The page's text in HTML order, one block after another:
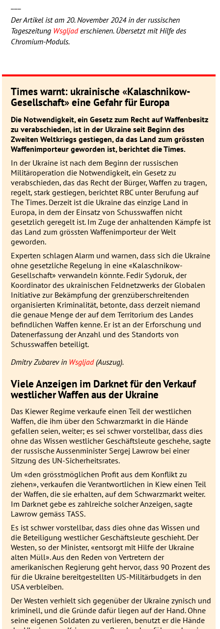
Der Artikel ist am 20. November 2024 in der russischen
Tageszeitung Wsgljaderschienen. Übersetzt mit Hilfe des
Chromium-Moduls.
Times warnt: ukrainische «Kalaschnikow-
Gesell­schaft» eine Gefahr für Europa
Die Notwendigkeit, ein Gesetz zum Recht auf Waffenbesitz
zu verabschieden, ist in der Ukraine seit Beginn des
Zweiten Weltkriegs gestiegen, da das Land zum grössten
Waffenimporteur geworden ist, berichtet die Times.
In der Ukraine ist nach dem Beginn der russischen
Militäroperation die Notwendigkeit, ein Gesetz zu
verabschieden, das das Recht der Bürger, Waffen zu tragen,
regelt, stark gestiegen, berichtet RBCunter Berufung auf
The Times. Derzeit ist die Ukraine das einzige Land in
Europa, in dem der Einsatz von Schusswaffen nicht
gesetzlich geregelt ist. Im Zuge der anhaltenden Kämpfe ist
das Land zum grössten Waffenimporteur der Welt
geworden.
Experten schlagen Alarm und warnen, dass sich die Ukraine
ohne gesetzliche Regelung in eine «Kalaschnikow-
Gesellschaft» verwandeln könnte. Fedir Sydoruk, der
Koordinator des ukrainischen Feldnetzwerks der Globalen
Initiative zur Bekämpfung der grenzüberschreitenden
organisierten Kriminalität, betonte, dass derzeit niemand
die genaue Menge der auf dem Territorium des Landes
befindlichen Waffen kenne. Er ist an der Erforschung und
Datenerfassung der Anzahl und des Standorts von
Schusswaffen beteiligt.
Dmitry Zubarev in Wsgljad(Auszug).
Viele Anzeigen im Darknet für den Verkauf
westlicher Waffen aus der Ukraine
Das Kiewer Regime verkaufe einen Teil der westlichen
Waffen, die ihm über den Schwarzmarkt in die Hände
gefallen seien, weiter; es sei schwer vorstellbar, dass dies
ohne das Wissen westlicher Geschäftsleute geschehe, sagte
der russische Aussenminister Sergej Lawrow bei einer
Sitzung des UN-Sicherheitsrates.
Um «den grösstmöglichen Profit aus dem Konflikt zu
ziehen», verkaufen die Verantwortlichen in Kiew einen Teil
der Waffen, die sie erhalten, auf dem Schwarzmarkt weiter.
Im Darknet gebe es zahlreiche solcher Anzeigen, sagte
Lawrow gemäss TASS.
Es ist schwer vorstellbar, dass dies ohne das Wissen und
die Beteiligung westlicher Geschäftsleute geschieht. Der
Westen, so der Minister, «entsorgt mit Hilfe der Ukraine
alten Müll». Aus den Reden von Vertretern der
amerikanischen Regierung geht hervor, dass 90 Prozent des
für die Ukraine bereitgestellten US-Militärbudgets in den
USAverbleiben.
Der Westen verhielt sich gegenüber der Ukraine zynisch und
kriminell, und die Gründe dafür liegen auf der Hand. Ohne
seine eigenen Soldaten zu verlieren, benutzt er die Hände